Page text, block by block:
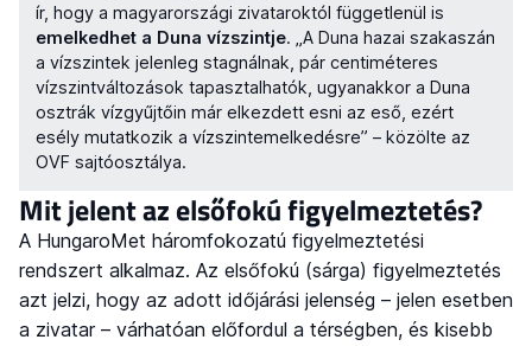
ír, hogy a magyarországi zivataroktól függetlenül is
emelkedhet a Duna vízszintje. „A Duna hazai szakaszán
a vízszintek jelenleg stagnálnak, pár centiméteres
vízszintváltozások tapasztalhatók, ugyanakkor a Duna
osztrák vízgyűjtőin már elkezdett esni az eső, ezért
esély mutatkozik a vízszintemelkedésre” – közölte az
OVF sajtóosztálya.
Mit jelent az elsőfokú figyelmeztetés?
A HungaroMet háromfokozatú figyelmeztetési
rendszert alkalmaz. Az elsőfokú (sárga) figyelmeztetés
azt jelzi, hogy az adott időjárási jelenség – jelen esetben
a zivatar – várhatóan előfordul a térségben, és kisebb